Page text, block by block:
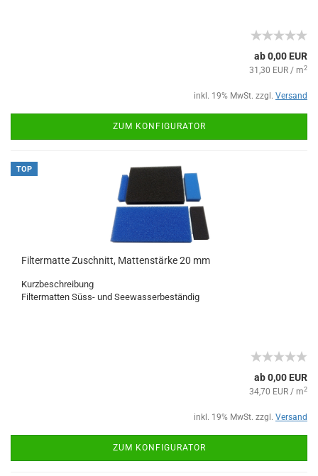
ab 0,00 EUR
31,30 EUR / m2
inkl. 19% MwSt. zzgl. Versand
ZUM KONFIGURATOR
TOP
Filtermatte Zuschnitt, Mattenstärke 20 mm
Kurzbeschreibung
Filtermatten Süss- und Seewasserbeständig
ab 0,00 EUR
34,70 EUR / m2
inkl. 19% MwSt. zzgl. Versand
ZUM KONFIGURATOR